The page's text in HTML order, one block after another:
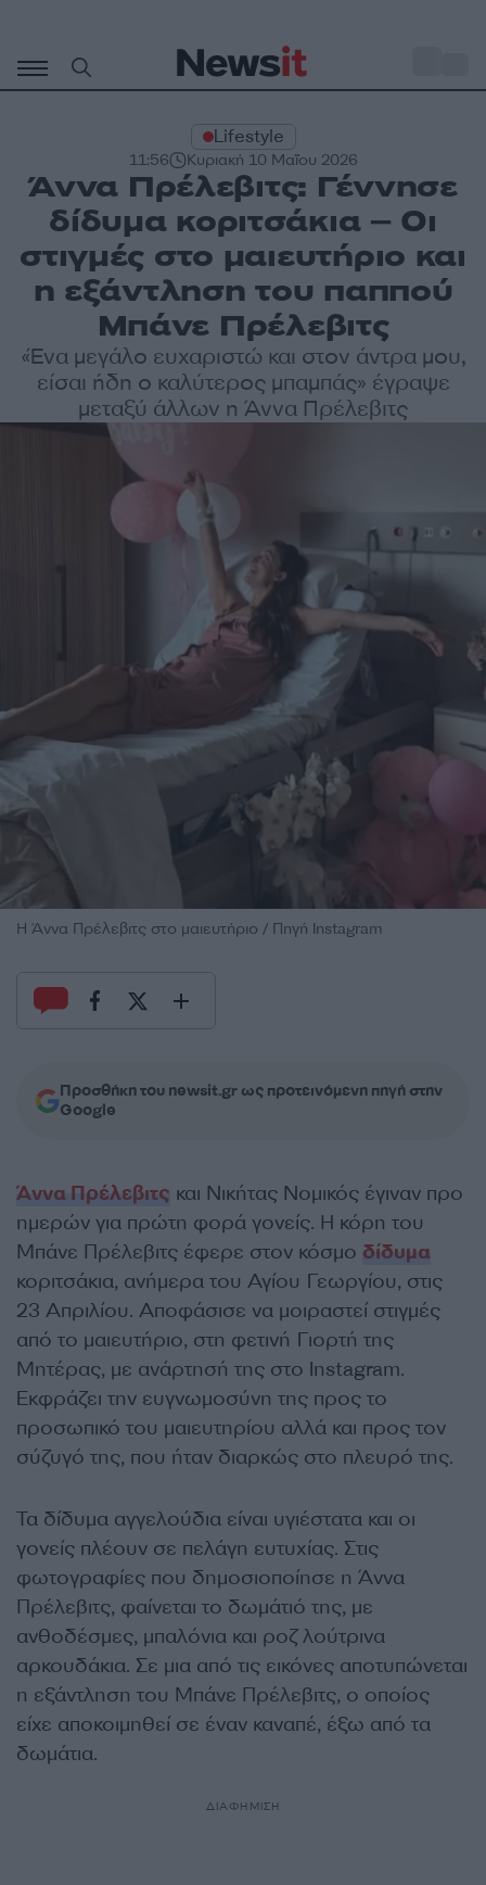
περιεχόμενο
Lifestyle
11:56 Κυριακή 10 Μαΐου 2026
Άννα Πρέλεβιτς: Γέννησε
δίδυμα κοριτσάκια – Οι
στιγμές στο μαιευτήριο και
η εξάντληση του παππού
Μπάνε Πρέλεβιτς
«Ένα μεγάλο ευχαριστώ και στον άντρα μου,
είσαι ήδη ο καλύτερος μπαμπάς» έγραψε
μεταξύ άλλων η Άννα Πρέλεβιτς
Η Άννα Πρέλεβιτς στο μαιευτήριο / Πηγή Instagram
Προσθήκη του newsit.gr ως προτεινόμενη πηγή στην
Google
Άννα Πρέλεβιτς και Νικήτας Νομικός έγιναν προ
ημερών για πρώτη φορά γονείς. Η κόρη του
Μπάνε Πρέλεβιτς έφερε στον κόσμο δίδυμα
κοριτσάκια, ανήμερα του Αγίου Γεωργίου, στις
23 Απριλίου. Αποφάσισε να μοιραστεί στιγμές
από το μαιευτήριο, στη φετινή Γιορτή της
Μητέρας, με ανάρτησή της στο Instagram.
Εκφράζει την ευγνωμοσύνη της προς το
προσωπικό του μαιευτηρίου αλλά και προς τον
σύζυγό της, που ήταν διαρκώς στο πλευρό της.
Τα δίδυμα αγγελούδια είναι υγιέστατα και οι
γονείς πλέουν σε πελάγη ευτυχίας. Στις
φωτογραφίες που δημοσιοποίησε η Άννα
Πρέλεβιτς, φαίνεται το δωμάτιό της, με
ανθοδέσμες, μπαλόνια και ροζ λούτρινα
αρκουδάκια. Σε μια από τις εικόνες αποτυπώνεται
η εξάντληση του Μπάνε Πρέλεβιτς, ο οποίος
είχε αποκοιμηθεί σε έναν καναπέ, έξω από τα
δωμάτια.
ΔΙΑΦΗΜΙΣΗ